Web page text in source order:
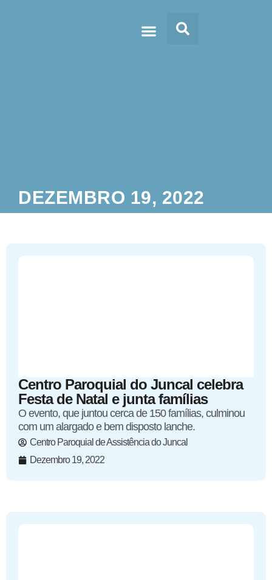
DEZEMBRO 19, 2022
Centro Paroquial do Juncal celebra
Festa de Natal e junta famílias
O evento, que juntou cerca de 150 famílias, culminou
com um alargado e bem disposto lanche.
Centro Paroquial de Assistência do Juncal
Dezembro 19, 2022